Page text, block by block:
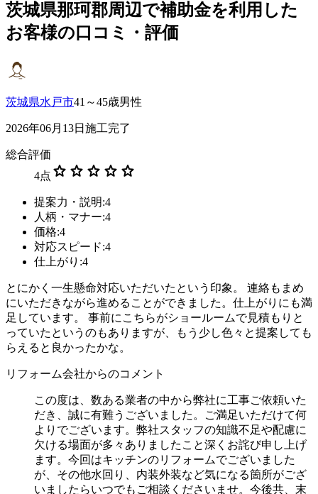
茨城県那珂郡周辺で補助金を利用した
お客様の口コミ・評価
茨城県水戸市41～45歳男性
2026年06月13日施工完了
総合評価
4点 star star star star star
提案力・説明:4
人柄・マナー:4
価格:4
対応スピード:4
仕上がり:4
とにかく一生懸命対応いただいたという印象。 連絡もまめ
にいただきながら進めることができました。仕上がりにも満
足しています。 事前にこちらがショールームで見積もりと
っていたというのもありますが、もう少し色々と提案しても
らえると良かったかな。
リフォーム会社からのコメント
この度は、数ある業者の中から弊社に工事ご依頼いた
だき、誠に有難うございました。ご満足いただけて何
よりでございます。弊社スタッフの知識不足や配慮に
欠ける場面が多々ありましたこと深くお詫び申し上げ
ます。今回はキッチンのリフォームでございました
が、その他水回り、内装外装など気になる箇所がござ
いましたらいつでもご相談くださいませ。今後共、末